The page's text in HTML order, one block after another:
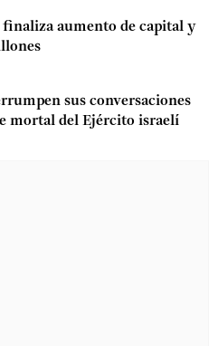
finaliza aumento de capital y
sus conversaciones
mortal del Ejército israelí